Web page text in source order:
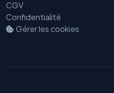
CGV
Confidentialité
Gérer les cookies